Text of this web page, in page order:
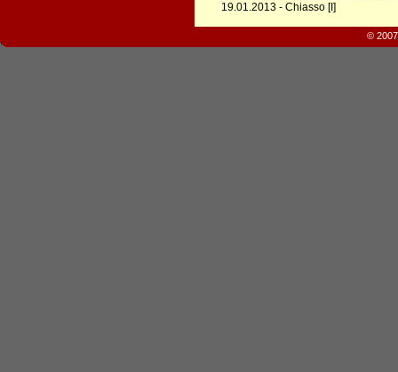
19.01.2013 - Chiasso [I]
©